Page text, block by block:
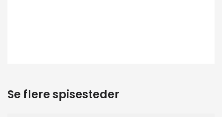
Se flere spisesteder